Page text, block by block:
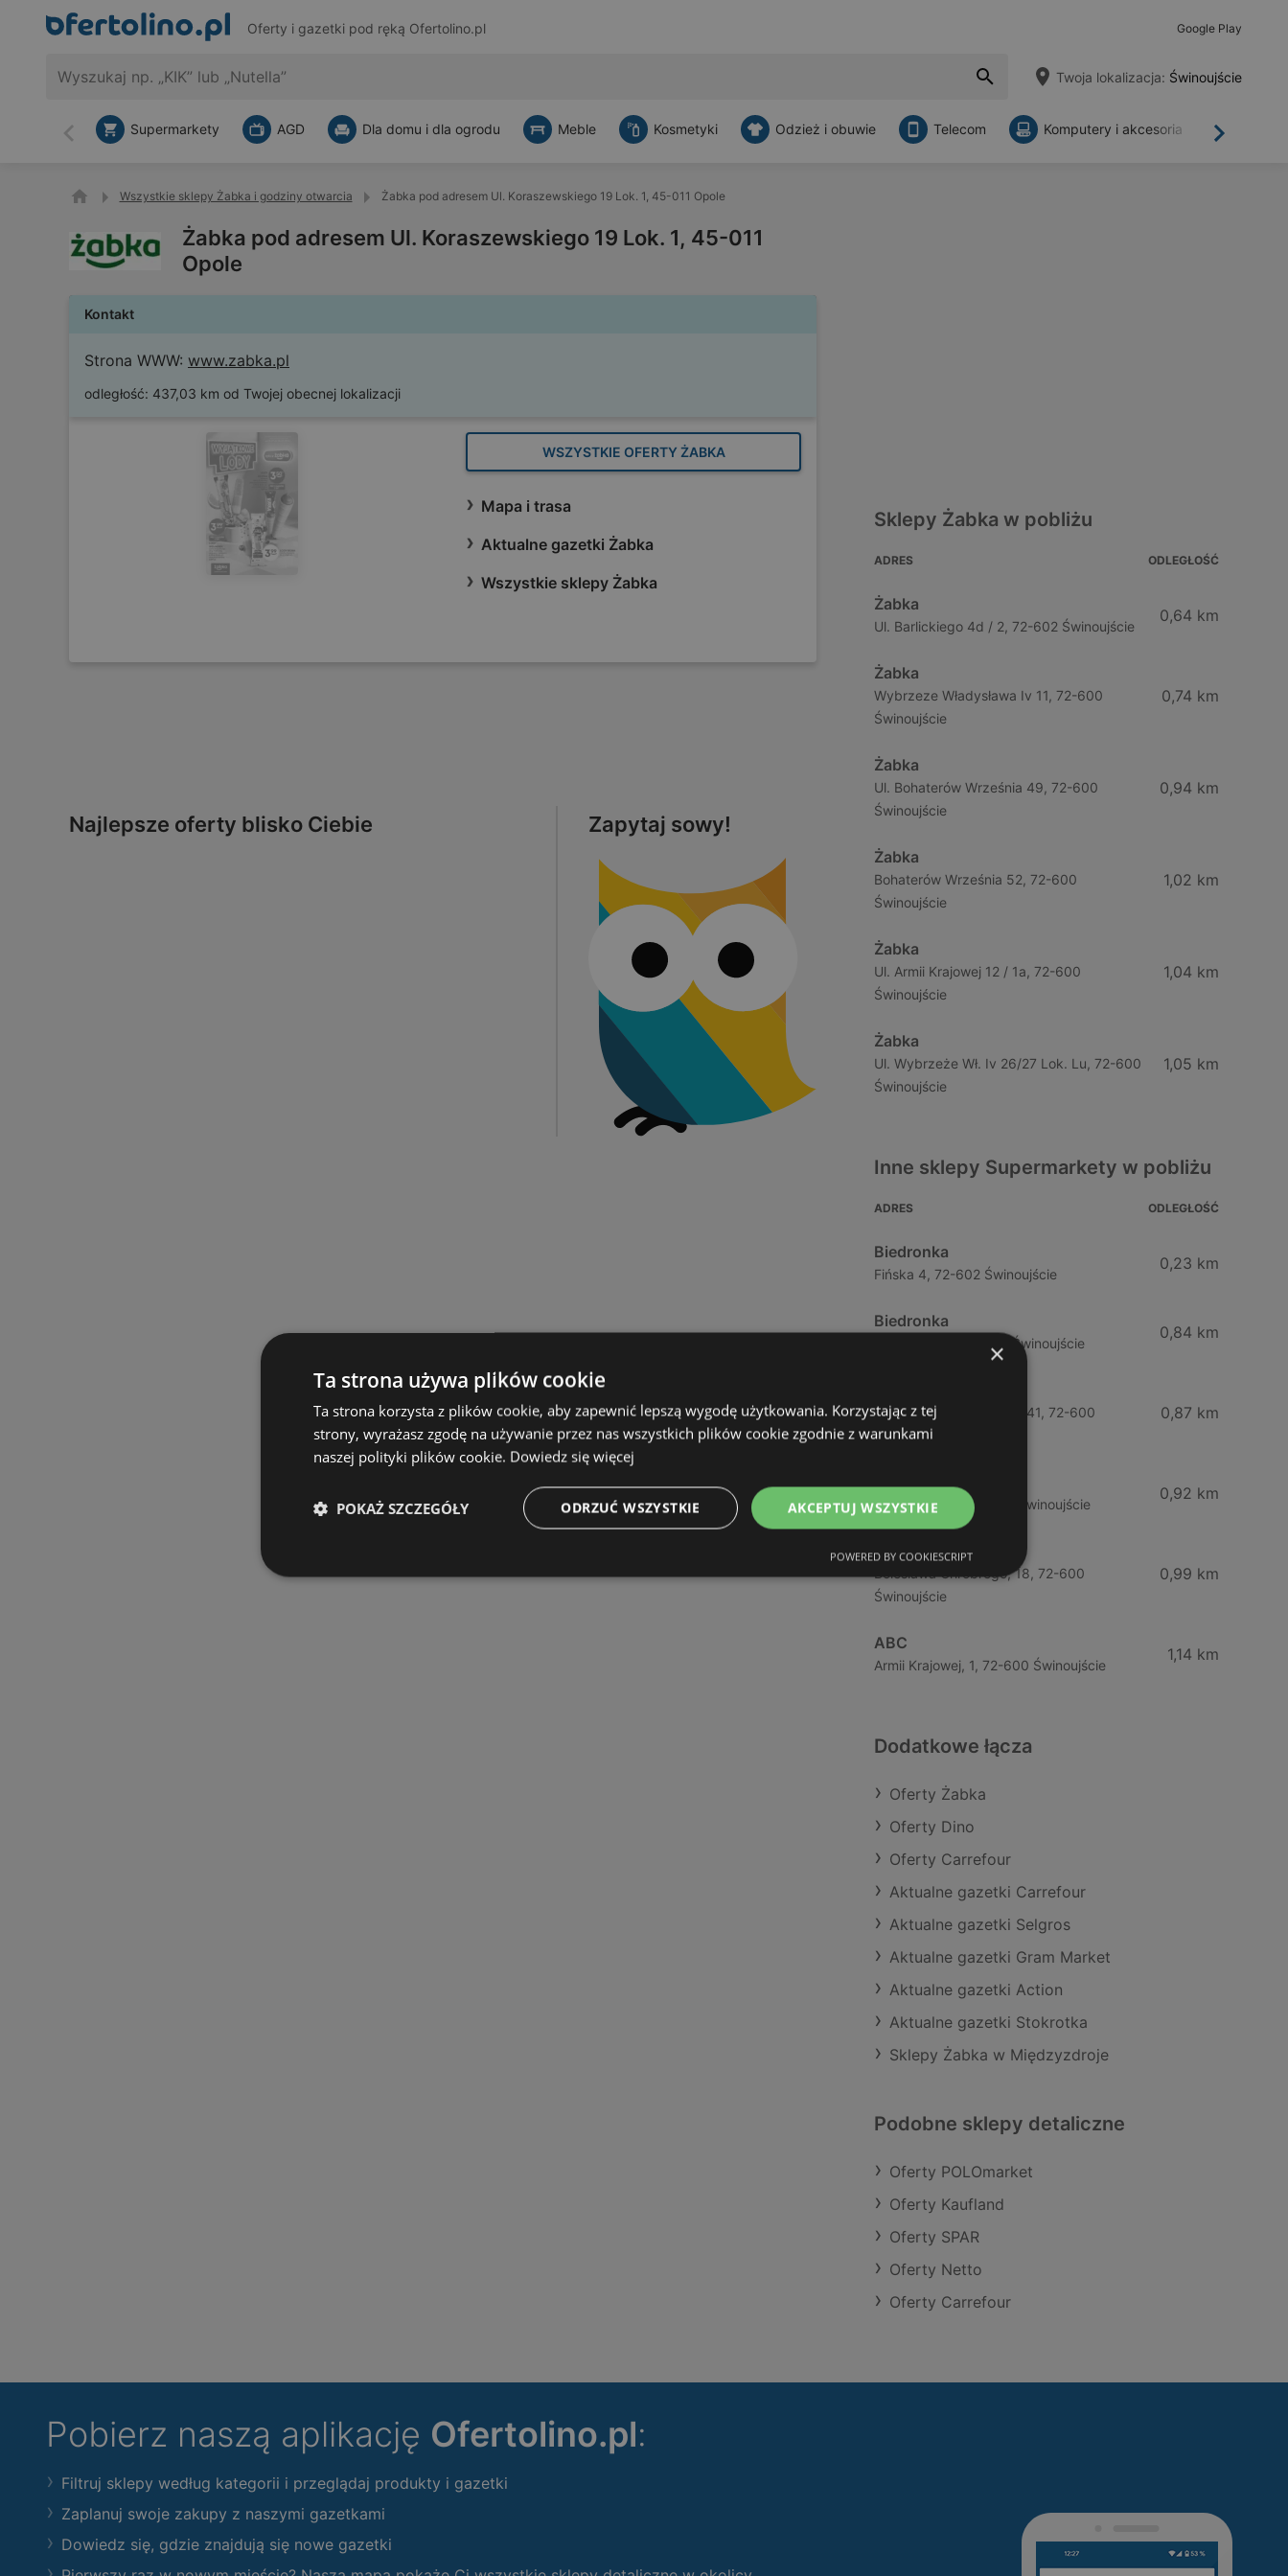
Oferty i gazetki pod ręką Ofertolino.pl Google Play
Twoja lokalizacja: Świnoujście
Wstecz Dalej
Supermarkety AGD Dla domu i dla ogrodu Meble Kosmetyki Odzież i obuwie Telecom Komputery i akcesoria
Wszystkie sklepy Żabka i godziny otwarcia Żabka pod adresem Ul. Koraszewskiego 19 Lok. 1, 45-011 Opole
Żabka pod adresem Ul. Koraszewskiego 19 Lok. 1, 45-011
Opole
Kontakt
Strona WWW: www.zabka.pl
odległość: 437,03 km od Twojej obecnej lokalizacji
WSZYSTKIE OFERTY ŻABKA
Mapa i trasa
Aktualne gazetki Żabka
Wszystkie sklepy Żabka
Najlepsze oferty blisko Ciebie Zapytaj sowy!
Sklepy Żabka w pobliżu
ADRES ODLEGŁOŚĆ
Żabka
Ul. Barlickiego 4d / 2, 72-602 Świnoujście
0,64 km
Żabka
Wybrzeze Władysława Iv 11, 72-600
Świnoujście
0,74 km
Żabka
Ul. Bohaterów Września 49, 72-600
Świnoujście
0,94 km
Żabka
Bohaterów Września 52, 72-600
Świnoujście
1,02 km
Żabka
Ul. Armii Krajowej 12 / 1a, 72-600
Świnoujście
1,04 km
Żabka
Ul. Wybrzeże Wł. Iv 26/27 Lok. Lu, 72-600
Świnoujście
1,05 km
Inne sklepy Supermarkety w pobliżu
ADRES ODLEGŁOŚĆ
Biedronka
Fińska 4, 72-602 Świnoujście
0,23 km
Biedronka
Chrobrego 9, 72-600 Świnoujście
0,84 km
Ul. Bohaterów Września 41, 72-600
Świnoujście
0,87 km
ABC
Barlickiego, 4, 72-600 Świnoujście
0,92 km
ABC
Bolesława Chrobrego, 18, 72-600
Świnoujście
0,99 km
ABC
Armii Krajowej, 1, 72-600 Świnoujście
1,14 km
Dodatkowe łącza
Oferty Żabka
Oferty Dino
Oferty Carrefour
Aktualne gazetki Carrefour
Aktualne gazetki Selgros
Aktualne gazetki Gram Market
Aktualne gazetki Action
Aktualne gazetki Stokrotka
Sklepy Żabka w Międzyzdroje
Podobne sklepy detaliczne
Oferty POLOmarket
Oferty Kaufland
Oferty SPAR
Oferty Netto
Oferty Carrefour
Pobierz naszą aplikację Ofertolino.pl:
Filtruj sklepy według kategorii i przeglądaj produkty i gazetki
Zaplanuj swoje zakupy z naszymi gazetkami
Dowiedz się, gdzie znajdują się nowe gazetki
×
Ta strona używa plików cookie
Ta strona korzysta z plików cookie, aby zapewnić lepszą wygodę użytkowania. Korzystając z tej
strony, wyrażasz zgodę na używanie przez nas wszystkich plików cookie zgodnie z warunkami
naszej polityki plików cookie. Dowiedz się więcej
AKCEPTUJ WSZYSTKIE
ODRZUĆ WSZYSTKIE
POKAŻ SZCZEGÓŁY
POWERED BY COOKIESCRIPT